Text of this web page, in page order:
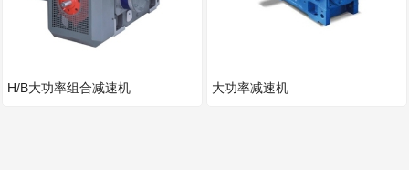
H/B大功率组合减速机 大功率减速机